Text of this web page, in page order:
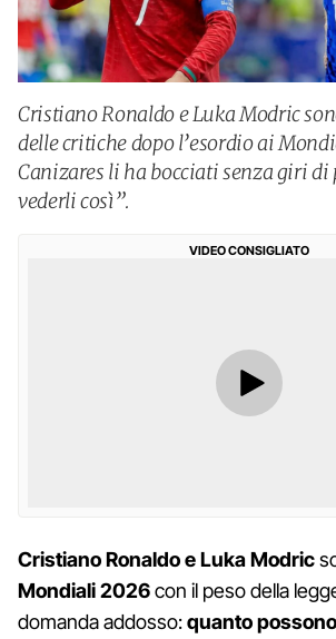
Cristiano Ronaldo e Luka Modric
delle critiche dopo l’esordio ai
Canizares li ha bocciati senza giri di
vederli così”.
VIDEO CONSIGLIATO
Cristiano Ronaldo e Luka Modric
Mondiali 2026con il peso della
domanda addosso:quanto